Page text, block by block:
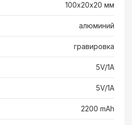
100х20х20 мм
алюминий
гравировка
5V/1A
5V/1A
2200 mAh